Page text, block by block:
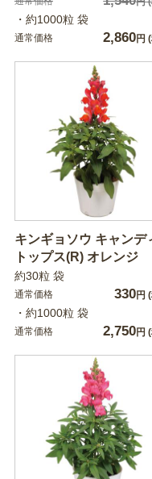
・約1000粒 袋
通常価格 2,860円
キンギョソウ キャンデ
トップス(R) オレンジ
約30粒 袋
通常価格 330円
・約1000粒 袋
通常価格 2,750円